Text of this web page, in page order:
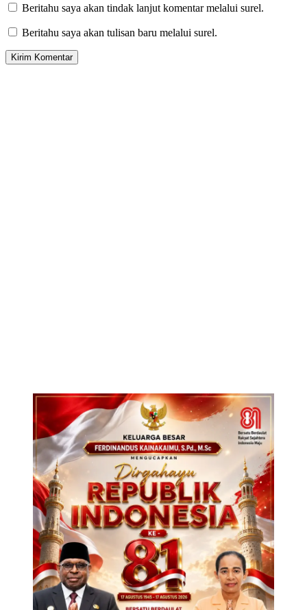
Beritahu saya akan tindak lanjut komentar melalui surel.
Beritahu saya akan tulisan baru melalui surel.